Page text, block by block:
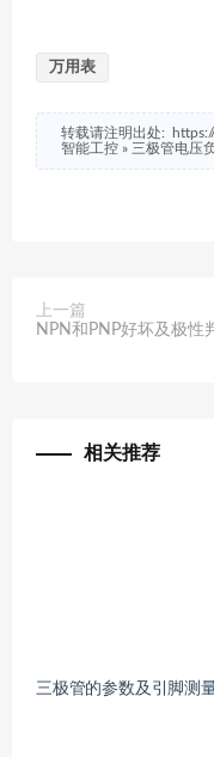
万用表
转载请注明出处:
智能工控 » 三极管电压
上一篇
NPN和PNP好坏及极性
相关推荐
三极管的参数及引脚测